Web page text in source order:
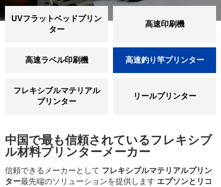
UVフラットベッドプリン
ター
高速印刷機
高速ラベル印刷機 高速釣り竿プリンター
フレキシブルマテリアル
プリンター
リールプリンター
中国で最も信頼されているフレキシブ
ル材料プリンターメーカー
信頼できるメーカーとして フレキシブルマテリアルプリン
ター最先端のソリューションを提供します エプソンとリコ